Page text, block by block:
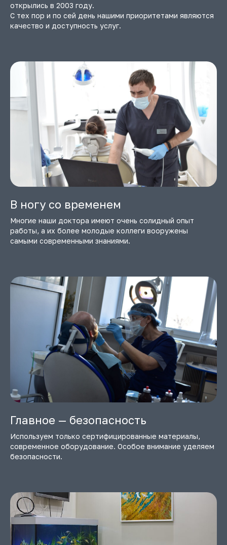
открылись в 2003 году.
С тех пор и по сей день нашими приоритетами являются
качество и доступность услуг.
В ногу со временем
Многие наши доктора имеют очень солидный опыт
работы, а их более молодые коллеги вооружены
самыми современными знаниями.
Главное — безопасность
Используем только сертифицированные материалы,
современное оборудование. Особое внимание уделяем
безопасности.